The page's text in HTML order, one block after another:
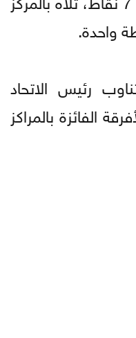
واحدة.
رئيس الاتحاد
الفائزة بالمراكز